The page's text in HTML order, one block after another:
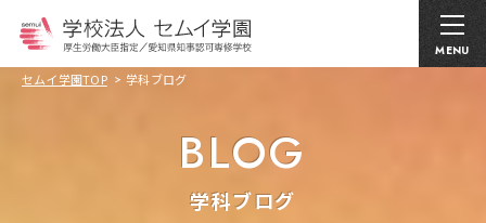
MENU
セムイ学園TOP 学科ブログ
BLOG
学科ブログ